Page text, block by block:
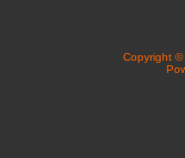
Copyright